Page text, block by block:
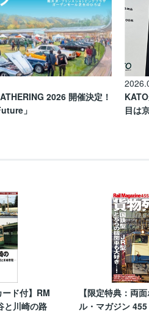
2026 開催決定！
」
目は
ード付】RM
川崎の路
【限定特典：両
ル・マガジン